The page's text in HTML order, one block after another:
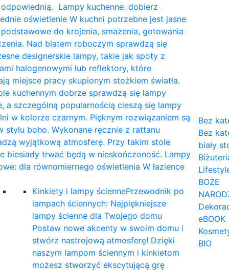
Lampy kuchenne: dobierz
oświetlenie W kuchni potrzebne jest jasne
podstawowe do krojenia, smażenia, gotowania
Nad blatem roboczym sprawdzą się
designerskie lampy, takie jak spoty z
halogenowymi lub reflektory, które
miejsce pracy skupionym stożkiem światła.
kuchennym dobrze sprawdzą się lampy
a szczególną popularnością cieszą się lampy
w kolorze czarnym. Pięknym rozwiązaniem są
stylu boho. Wykonane ręcznie z rattanu
wyjątkową atmosferę. Przy takim stole
biesiady trwać będą w nieskończoność. Lampy
dla równomiernego oświetlenia W łazience
Kinkiety i lampy ściennePrzewodnik po
lampach ściennych: Najpiękniejsze
lampy ścienne dla Twojego domu
Postaw nowe akcenty w swoim domu i
stwórz nastrojową atmosferę! Dzięki
naszym lampom ściennym i kinkietom
możesz stworzyć ekscytującą grę
Bez
Bez
biały
BOŻE
eBOOK
BIO